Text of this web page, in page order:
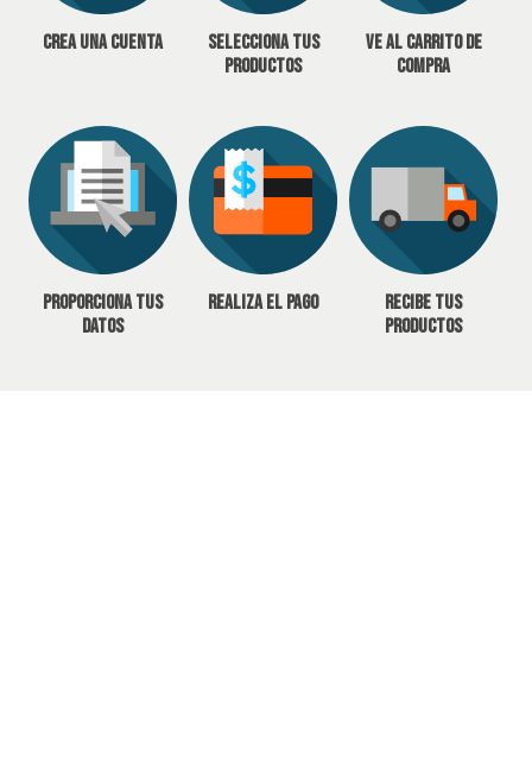
Crea una cuenta
Selecciona tus
productos
Ve al carrito de
compra
Proporciona tus
datos
Realiza el pago
Recibe tus
productos